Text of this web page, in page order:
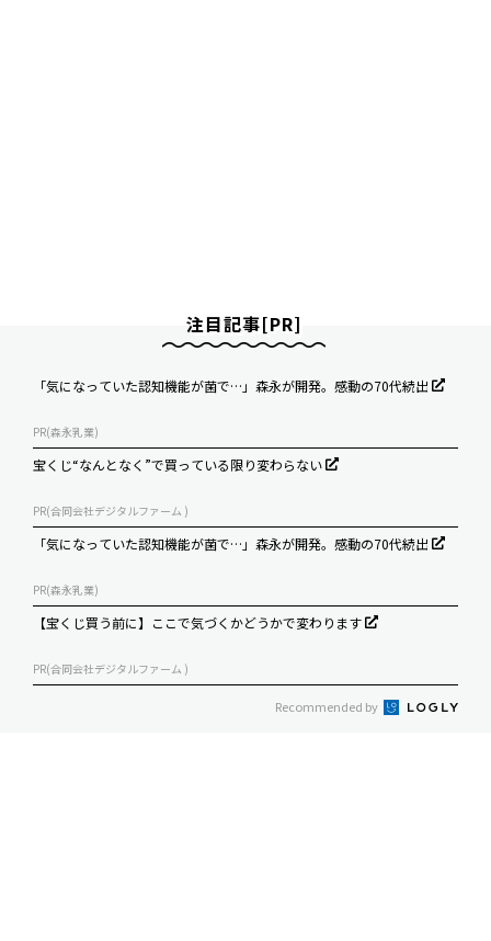
注目記事[PR]
「気になっていた認知機能が菌で…」森永が開発。感動の70代続出
PR(森永乳業)
宝くじ“なんとなく”で買っている限り変わらない
PR(合同会社デジタルファーム )
「気になっていた認知機能が菌で…」森永が開発。感動の70代続出
PR(森永乳業)
【宝くじ買う前に】ここで気づくかどうかで変わります
PR(合同会社デジタルファーム )
Recommended by